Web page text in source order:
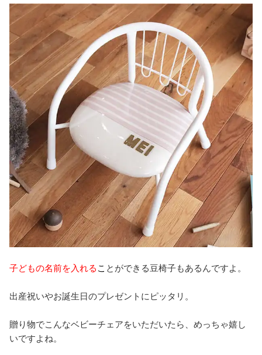
子どもの名前を入れる こ とができる豆椅子もあるんですよ。
出産祝いやお誕生日のプレゼントにピッタリ。
贈り物でこんなベビーチェアをいただいたら、めっちゃ嬉し
いですよね。